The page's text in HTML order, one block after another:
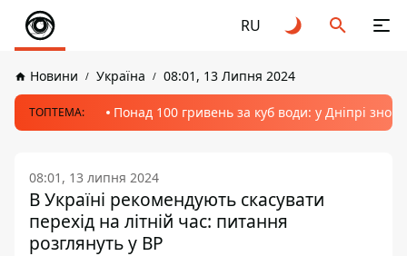
RU
Новини Україна 08:01, 13 Липня 2024
ТОПТЕМА: Понад 100 гривень за куб води: у Дніпрі
08:01, 13 липня 2024
В Україні рекомендують скасувати
перехід на літній час: питання
розглянуть у ВР